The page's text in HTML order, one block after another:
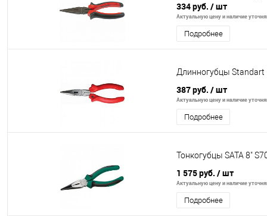
334 руб. / шт
Актуальную цену и наличие
Подробнее
Длинногубцы
387 руб. / шт
Актуальную цену и наличие
Подробнее
Тонкогубцы SATA 8"
1 575 руб. / шт
Актуальную цену и наличие
Подробнее